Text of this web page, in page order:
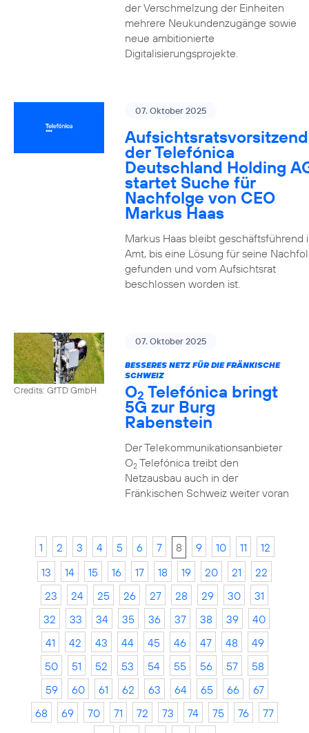
der Verschmelzung der Einheiten
mehrere Neukundenzugänge sowie
neue ambitionierte
Digitalisierungsprojekte.
07. Oktober 2025
der Telefónica
Deutschland Holding
startet Suche für
Nachfolge von CEO
Markus Haas
Markus Haas bleibt geschäftsführend
Amt, bis eine Lösung für seine
gefunden und vom Aufsichtsrat
beschlossen worden ist.
Credits: GfTD GmbH
07. Oktober 2025
BESSERES NETZ FÜR DIE FRÄNKISCHE
SCHWEIZ
O2 Telefónica bringt
5G zur Burg
Rabenstein
Der Telekommunikationsanbieter
O2Telefónica treibt den
Netzausbau auch in der
Fränkischen Schweiz weiter voran
1 2 3 4 5 6 7 8 9 10 11
12
13
14 15 16 17 18 19 20 21
22
23
24 25 26 27 28 29 30
31
32
33 34 35 36 37 38 39
40
41
42 43 44 45 46 47 48
49
50
51 52 53 54 55 56 57
58
59
60 61 62 63 64 65 66
67
68
69 70 71 72 73 74 75 76
77